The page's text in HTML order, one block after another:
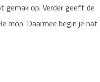
gemak op. Verder geeft de
mop. Daarmee begin je nat